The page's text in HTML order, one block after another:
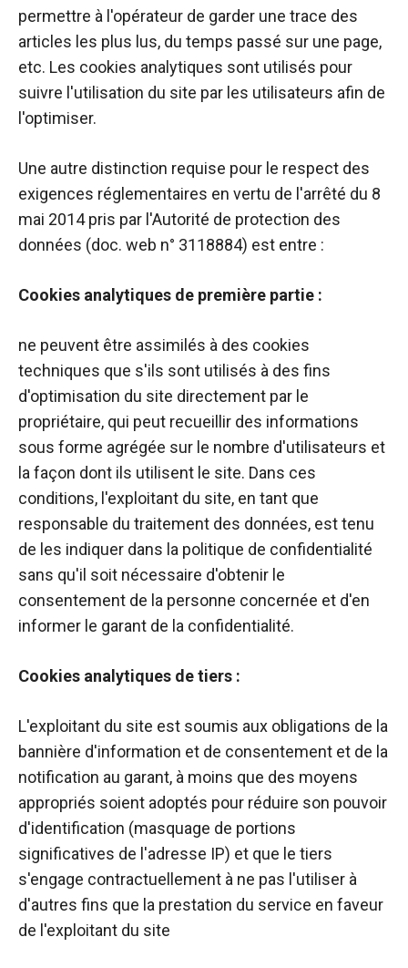
permettre à l'opérateur de garder une trace des
articles les plus lus, du temps passé sur une page,
etc. Les cookies analytiques sont utilisés pour
suivre l'utilisation du site par les utilisateurs afin de
l'optimiser.
Une autre distinction requise pour le respect des
exigences réglementaires en vertu de l'arrêté du 8
mai 2014 pris par l'Autorité de protection des
données (doc. web n° 3118884) est entre :
Cookies analytiques de première partie :
ne peuvent être assimilés à des cookies
techniques que s'ils sont utilisés à des fins
d'optimisation du site directement par le
propriétaire, qui peut recueillir des informations
sous forme agrégée sur le nombre d'utilisateurs et
la façon dont ils utilisent le site. Dans ces
conditions, l'exploitant du site, en tant que
responsable du traitement des données, est tenu
de les indiquer dans la politique de confidentialité
sans qu'il soit nécessaire d'obtenir le
consentement de la personne concernée et d'en
informer le garant de la confidentialité.
Cookies analytiques de tiers :
L'exploitant du site est soumis aux obligations de la
bannière d'information et de consentement et de la
notification au garant, à moins que des moyens
appropriés soient adoptés pour réduire son pouvoir
d'identification (masquage de portions
significatives de l'adresse IP) et que le tiers
s'engage contractuellement à ne pas l'utiliser à
d'autres fins que la prestation du service en faveur
de l'exploitant du site